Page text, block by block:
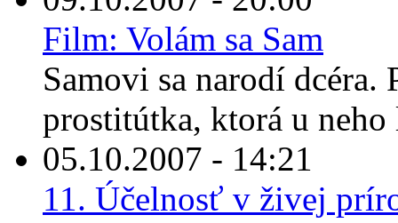
Film: Volám sa Sam
Samovi sa narodí dcéra.
prostitútka, ktorá u
05.10.2007 - 14:21
11. Účelnosť v živej